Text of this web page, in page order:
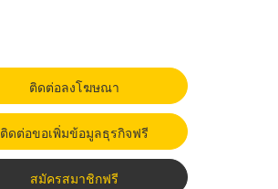
ติดต่อลงโฆษณา
ติดต่อขอเพิ่มข้อมูลธุรกิจฟรี
สมัครสมาชิกฟรี